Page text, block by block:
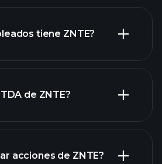
de alto dividendo
tiene ZNTE?
de ZNTE?
acciones de ZNTE?